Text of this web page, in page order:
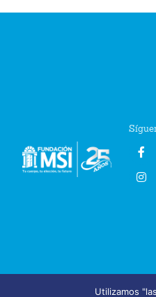
Aviso
Utilizamos